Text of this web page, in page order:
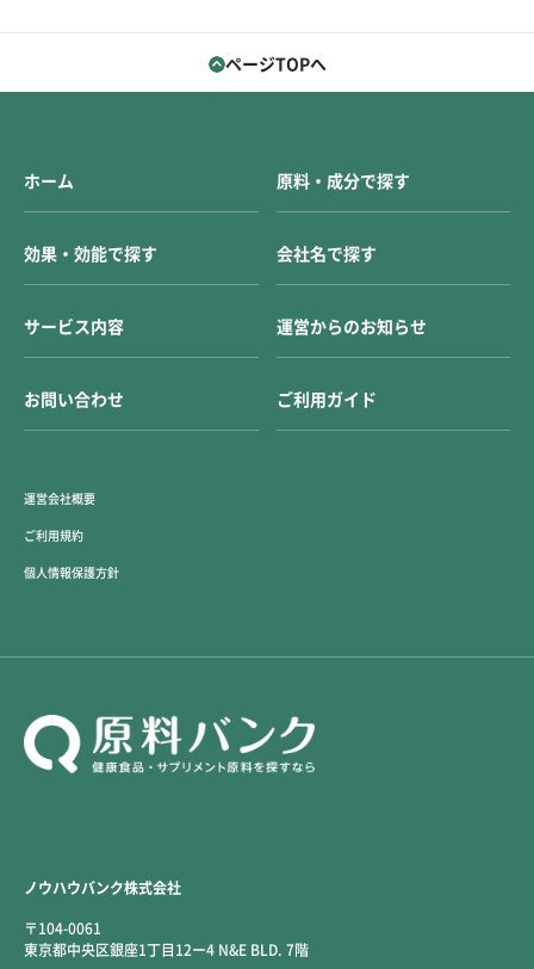
ページTOPへ
ノウハウバンク株式会社
〒104-0061
東京都中央区銀座1丁目12ー4 N&E BLD. 7階
ホーム 原料・成分で探す
効果・効能で探す 会社名で探す
サービス内容 運営からのお知らせ
お問い合わせ ご利用ガイド
運営会社概要
ご利用規約
個人情報保護方針